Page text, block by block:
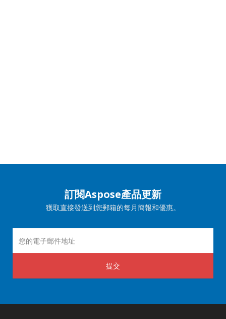
訂閱Aspose產品更新
獲取直接發送到您郵箱的每月簡報和優惠。
提交